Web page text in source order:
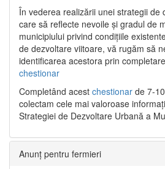
În vederea realizării unei strategii de
care să reflecte nevoile și gradul de
municipiului privind condițiile
de dezvoltare viitoare, vă rugăm să
identificarea acestora prin
chestionar
Completând acest chestionar de 7-
colectam cele mai valoroase
Strategiei de Dezvoltare Urbană a
Anunț pentru fermieri